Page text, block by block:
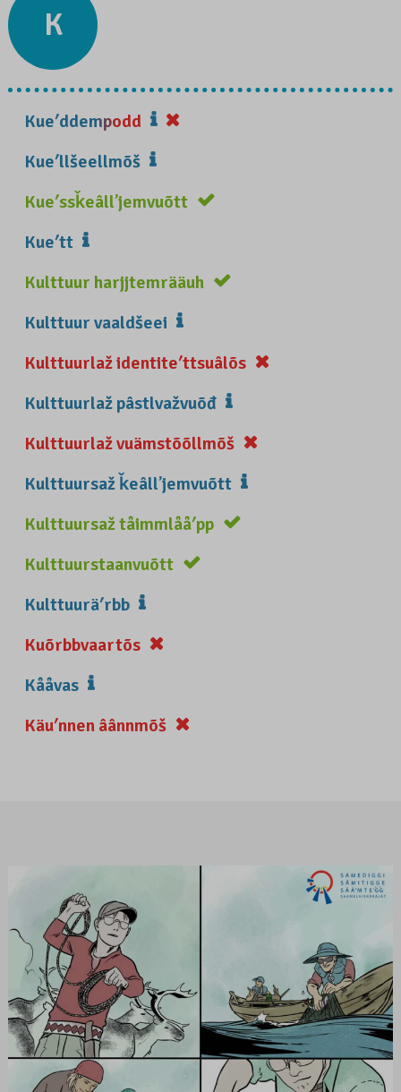
K
Kueʹddempodd
Kueʹllšeellmõš
Kueʹssǩeâllʼjemvuõtt
Kueʹtt
Kulttuur harjjtemrääuh
Kulttuur vaaldšeei
Kulttuurlaž identiteʹttsuâlõs
Kulttuurlaž pâstlvažvuõđ
Kulttuurlaž vuämstõõllmõš
Kulttuursaž ǩeâllʼjemvuõtt
Kulttuursaž tåimmlååʹpp
Kulttuurstaanvuõtt
Kulttuuräʹrbb
Kuõrbbvaartõs
Kååvas
Käuʹnnen âânnmõš